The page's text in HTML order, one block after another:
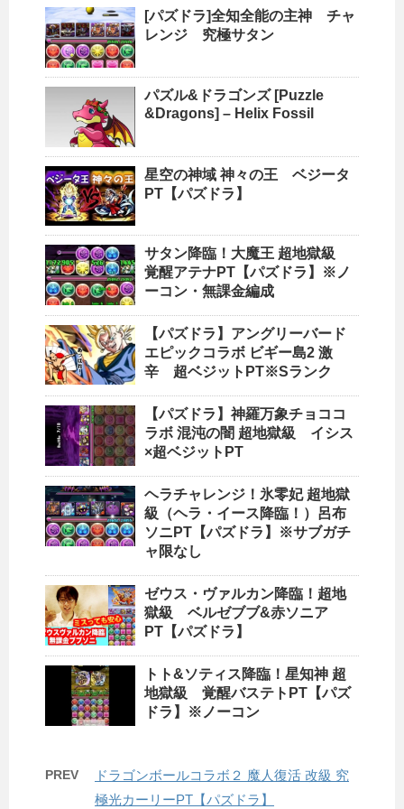
[パズドラ]全知全能の主神 チャ
レンジ 究極サタン
パズル&ドラゴンズ [Puzzle
&Dragons] – Helix Fossil
星空の神域 神々の王 ベジータ
PT【パズドラ】
サタン降臨！大魔王 超地獄級
覚醒アテナPT【パズドラ】※ノ
ーコン・無課金編成
【パズドラ】アングリーバード
エピックコラボ ビギー島2 激
辛 超ベジットPT※Sランク
【パズドラ】神羅万象チョココ
ラボ 混沌の闇 超地獄級 イシス
×超ベジットPT
ヘラチャレンジ！氷零妃 超地獄
級（ヘラ・イース降臨！）呂布
ソニPT【パズドラ】※サブガチ
ャ限なし
ゼウス・ヴァルカン降臨！超地
獄級 ベルゼブブ&赤ソニア
PT【パズドラ】
トト&ソティス降臨！星知神 超
地獄級 覚醒バステトPT【パズ
ドラ】※ノーコン
PREV
ドラゴンボールコラボ２ 魔人復活 改級 究
極光カーリーPT【パズドラ】